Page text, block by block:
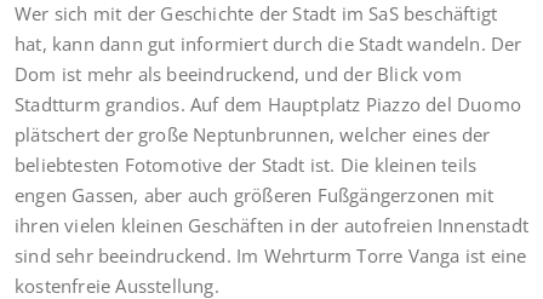
Wer sich mit der Geschichte der Stadt im SaS beschäftigt
hat, kann dann gut informiert durch die Stadt wandeln. Der
Dom ist mehr als beeindruckend, und der Blick vom
Stadtturm grandios. Auf dem Hauptplatz Piazzo del Duomo
plätschert der große Neptunbrunnen, welcher eines der
beliebtesten Fotomotive der Stadt ist. Die kleinen teils
engen Gassen, aber auch größeren Fußgängerzonen mit
ihren vielen kleinen Geschäften in der autofreien Innenstadt
sind sehr beeindruckend. Im Wehrturm Torre Vanga ist eine
kostenfreie Ausstellung.